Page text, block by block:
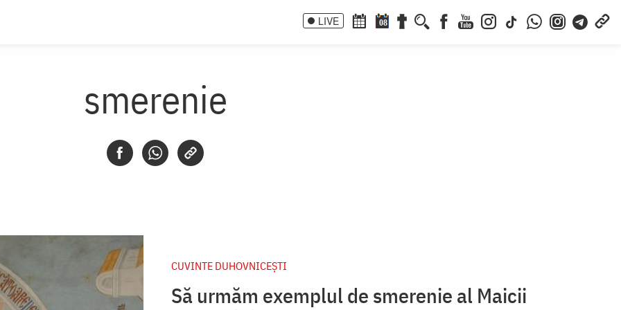
LIVE 08
smerenie
CUVINTE DUHOVNICEȘTI
Să urmăm exemplul de smerenie al Maicii